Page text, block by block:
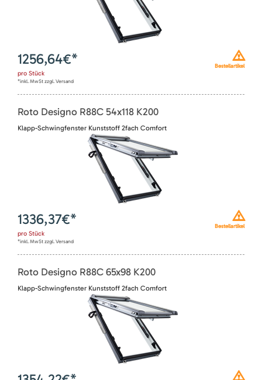
Bestellartikel
1256,64€*
pro Stück
*inkl. MwSt zzgl. Versand
Roto Designo R88C 54x118 K200
Klapp-Schwingfenster Kunststoff 2fach Comfort
Bestellartikel
1336,37€*
pro Stück
*inkl. MwSt zzgl. Versand
Roto Designo R88C 65x98 K200
Klapp-Schwingfenster Kunststoff 2fach Comfort